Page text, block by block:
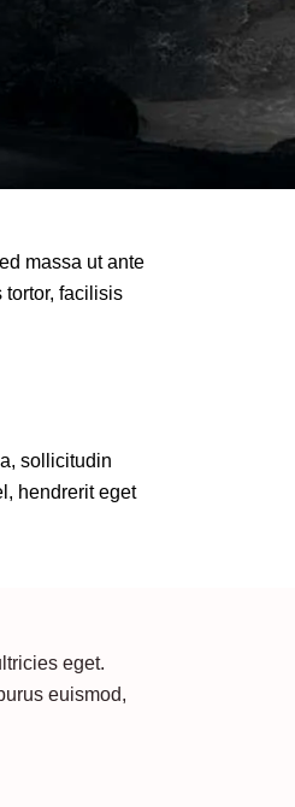
massa ut ante
tortor, facilisis
sollicitudin
hendrerit eget
eget.
euismod,